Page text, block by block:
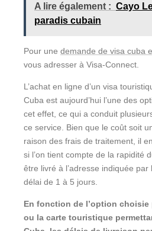
A lire également : Cayo
paradis cubain
Pour une demande de visa cuba
vous adresser à Visa-Connect.
L’achat en ligne d’un visa
Cuba est aujourd’hui l’une des
cet effet, ce qui a conduit
ce service. Bien que le coût soit
raison des frais de traitement, il
si l’on tient compte de la rapidité
être livré à l’adresse indiquée
délai de 1 à 5 jours.
En fonction de l’option
ou la carte touristique